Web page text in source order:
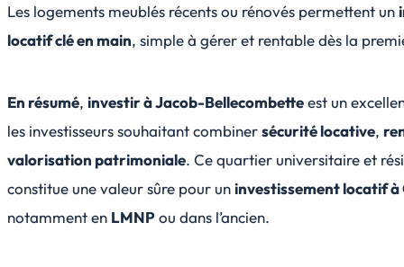
Les logements meublés récents ou rénovés permettent un
locatif clé en main, simple à gérer et rentable dès la
En résumé, investir à Jacob-Bellecombetteest un
les investisseurs souhaitant combinersécurité locative,
valorisation patrimoniale. Ce quartier universitaire et
constitue une valeur sûre pour uninvestissement locatif à
notamment en LMNPou dans l’ancien.